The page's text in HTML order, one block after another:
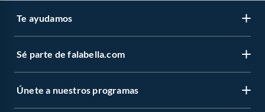
Te ayudamos
Sé parte de falabella.com
Únete a nuestros programas